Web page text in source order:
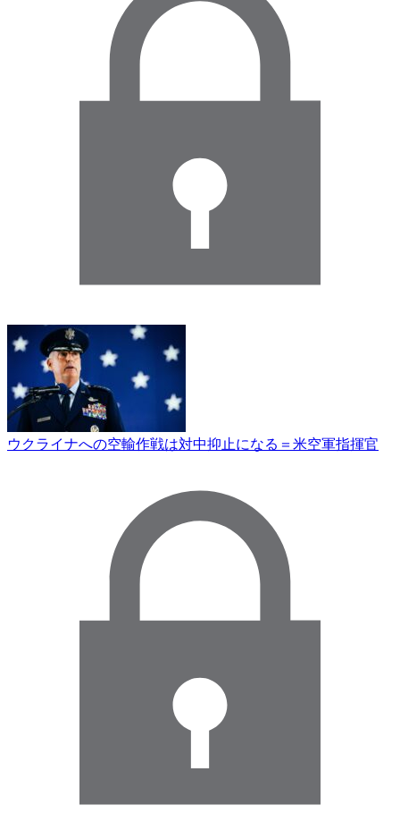
ウクライナへの空輸作戦は対中抑止になる＝米空軍指揮官